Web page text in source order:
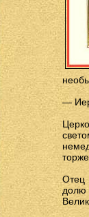
—
Отец
долю